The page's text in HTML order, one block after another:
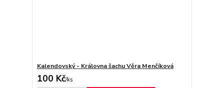
Kalendovský - Královna šachu Věra Menčíková
100 Kč/ks